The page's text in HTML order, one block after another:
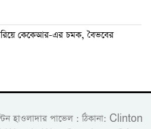
কেকেআর-এর চমক, বৈভবের
হাওলাদার পাভেল : ঠিকানা: Clinton